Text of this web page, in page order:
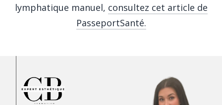
lymphatique manuel, consultez cet article de
PasseportSanté.